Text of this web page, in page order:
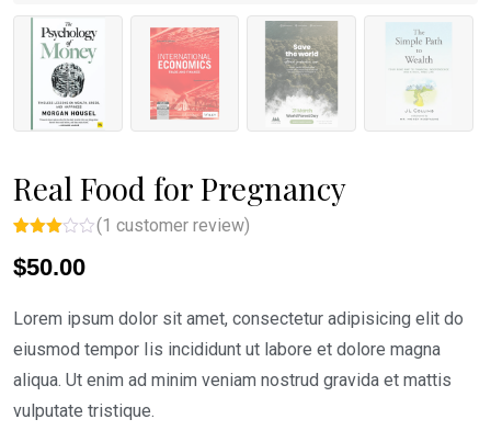
Real Food for Pregnancy
3.00
out of
based
on
custo
mer
rating
(1 customer review)
$50.00
Lorem ipsum dolor sit amet, consectetur adipisicing elit do
eiusmod tempor Iis incididunt ut labore et dolore magna
aliqua. Ut enim ad minim veniam nostrud gravida et mattis
vulputate tristique.